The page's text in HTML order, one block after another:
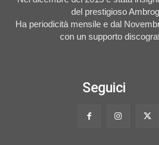
del prestigioso
Ha periodicità mensile e dal
con un supporto
Seguici